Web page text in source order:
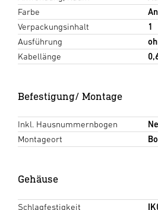
Farbe
Verpackungsinhalt
1
Ausführung
Kabellänge
Befestigung/ Montage
Inkl. Hausnummernbogen
Montageort
Gehäuse
Schlagfestigkeit